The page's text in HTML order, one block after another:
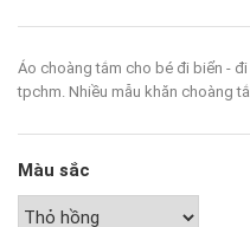
Áo choàng tắm cho bé đi biển -
tpchm. Nhiều mẫu khăn choàng
Màu sắc